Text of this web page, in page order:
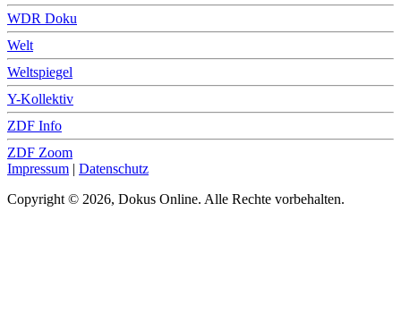
WDR Doku
Welt
Weltspiegel
Y-Kollektiv
ZDF Info
ZDF Zoom
Impressum | Datenschutz
Copyright © 2026, Dokus Online. Alle Rechte vorbehalten.